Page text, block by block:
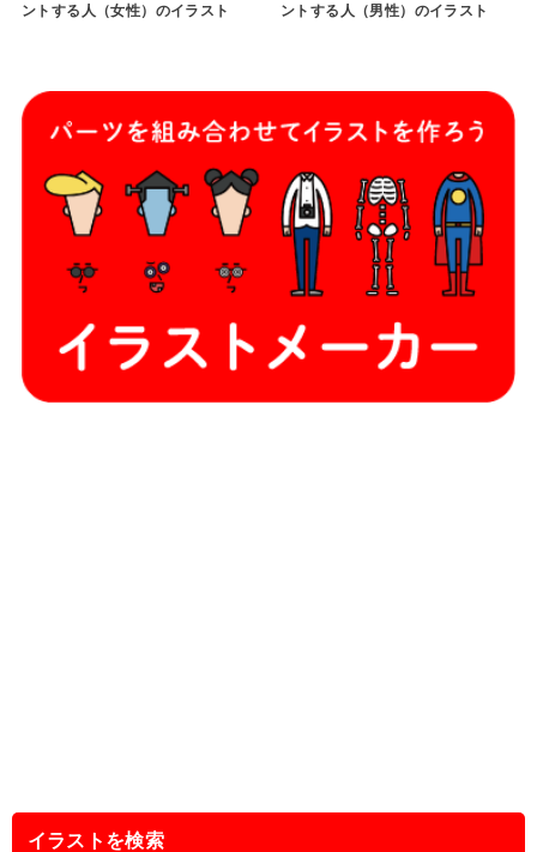
ントする人（女性）のイラスト
ントする人（男性）のイラスト
イラストを検索